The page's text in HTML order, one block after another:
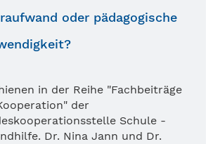
oder pädagogische
in der Reihe "Fachbeiträge
der
Schule -
Dr. Nina Jann und Dr.